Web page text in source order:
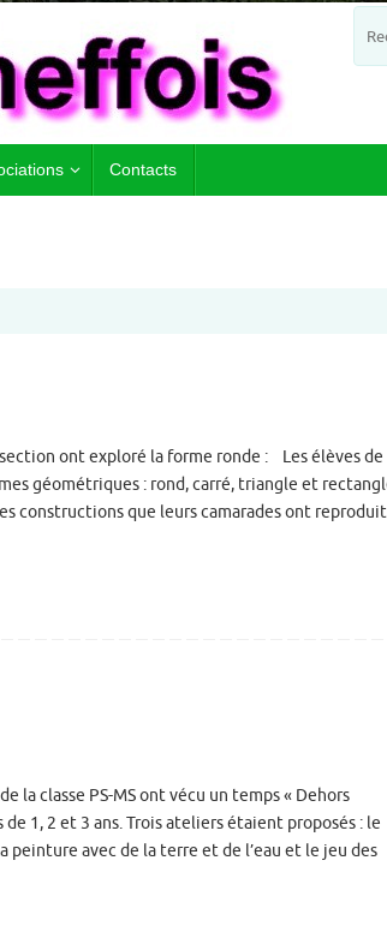
Contacts
ont exploré la forme ronde : Les élèves de
géométriques : rond, carré, triangle et
constructions que leurs camarades ont
la classe PS-MS ont vécu un temps « Dehors
1, 2 et 3 ans. Trois ateliers étaient proposés : le
peinture avec de la terre et de l’eau et le jeu des